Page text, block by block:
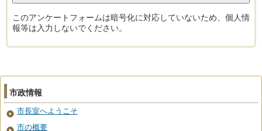
このアンケートフォームは暗号化に対応していないため、個人情
報等は入力しないでください。
市政情報
市長室へようこそ
市の概要